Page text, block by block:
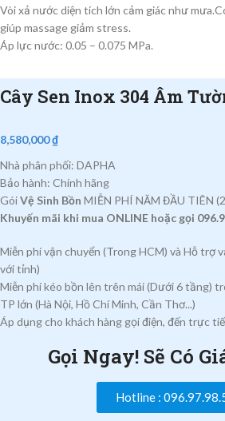
Vòi xả nước diện tích lớn cảm giác như
giúp massage giảm stress.
Áp lực nước: 0.05 – 0.075 MPa.
Cây Sen Inox 304 Âm
8,580,000₫
Nhà phân phối: DAPHA
Bảo hành: Chính hãng
GóiVệ Sinh Bồn MIỄN PHÍ NĂM ĐẦU TIÊN
Khuyến mãi khi mua ONLINE hoặc gọi
Miễn phí vận chuyển (Trong HCM) và Hỗ trợ
với tỉnh)
Miễn phí kéo bồn lên trên mái (Dưới 6 tầng)
TP lớn (Hà Nội, Hồ Chí Minh, Cần Thơ...)
Áp dụng cho khách hàng gọi điện, đến trực
Gọi Ngay! Sẽ Có
Hotline :